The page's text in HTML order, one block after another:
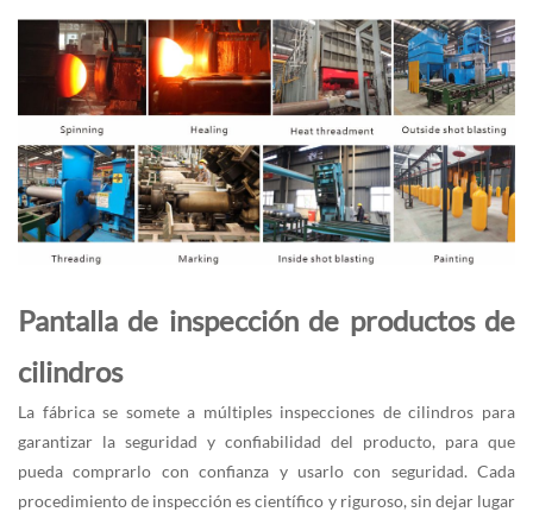
Pantalla de inspección de productos de
cilindros
La fábrica se somete a múltiples inspecciones de cilindros para
garantizar la seguridad y confiabilidad del producto, para que
pueda comprarlo con confianza y usarlo con seguridad. Cada
procedimiento de inspección es científico y riguroso, sin dejar lugar